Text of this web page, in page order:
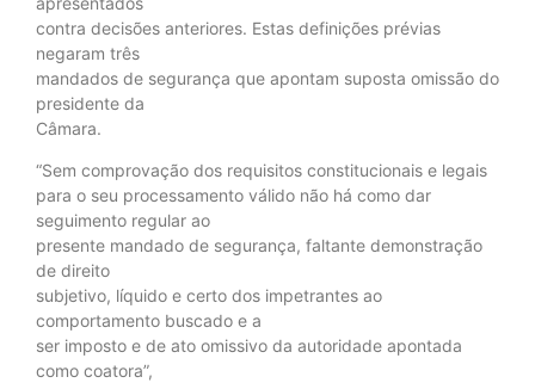
contra decisões anteriores. Estas definições prévias
negaram três
mandados de segurança que apontam suposta omissão do
presidente da
Câmara.
“Sem comprovação dos requisitos constitucionais e legais
para o seu processamento válido não há como dar
seguimento regular ao
presente mandado de segurança, faltante demonstração
de direito
subjetivo, líquido e certo dos impetrantes ao
comportamento buscado e a
ser imposto e de ato omissivo da autoridade apontada
como coatora”,